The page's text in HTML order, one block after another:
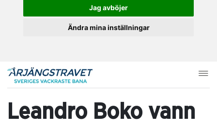
Jag avböjer
Ändra mina inställningar
Leandro Boko vann